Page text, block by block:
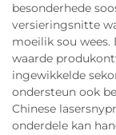
besonderhede
versieringsnitte
moeilik sou
waarde
ingewikkelde
ondersteun ook
Chinese
onderdele kan